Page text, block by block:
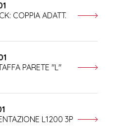
COPPIA ADATT.
PARETE "L"
L1200 3P